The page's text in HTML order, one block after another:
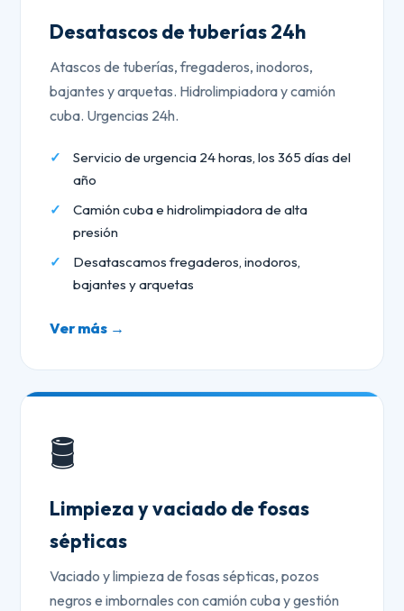
Desatascos de tuberías 24h
Atascos de tuberías, fregaderos, inodoros,
bajantes y arquetas. Hidrolimpiadora y camión
cuba. Urgencias 24h.
Servicio de urgencia 24 horas, los 365 días del
año
Camión cuba e hidrolimpiadora de alta
presión
Desatascamos fregaderos, inodoros,
bajantes y arquetas
Ver más →
🛢️
Limpieza y vaciado de fosas
sépticas
Vaciado y limpieza de fosas sépticas, pozos
negros e imbornales con camión cuba y gestión